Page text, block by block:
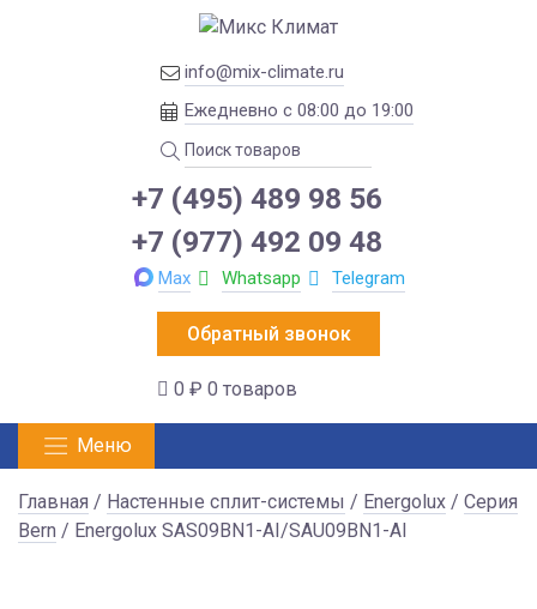
info@mix-climate.ru
Ежедневно с 08:00 до 19:00
+7 (495) 489 98 56
+7 (977) 492 09 48
Max Whatsapp Telegram
Обратный звонок
0 ₽ 0 товаров
Меню
Главная / Настенные сплит-системы / Energolux / Серия
Bern / Energolux SAS09BN1-AI/SAU09BN1-AI